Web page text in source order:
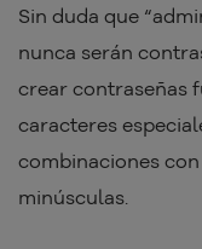
Sin duda que
nunca serán
crear contraseñas
caracteres
combinaciones
minúsculas.